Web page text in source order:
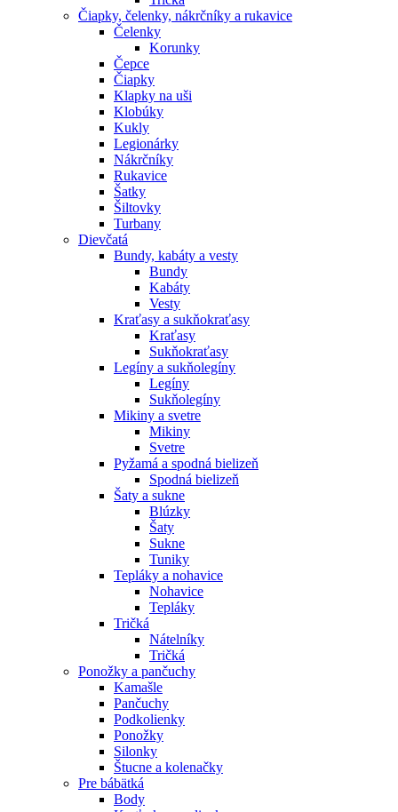
Čiapky, čelenky, nákrčníky a rukavice
Čelenky
Korunky
Čepce
Čiapky
Klapky na uši
Klobúky
Kukly
Legionárky
Nákrčníky
Rukavice
Šatky
Šiltovky
Turbany
Dievčatá
Bundy, kabáty a vesty
Bundy
Kabáty
Vesty
Kraťasy a sukňokraťasy
Kraťasy
Sukňokraťasy
Legíny a sukňolegíny
Legíny
Sukňolegíny
Mikiny a svetre
Mikiny
Svetre
Pyžamá a spodná bielizeň
Spodná bielizeň
Šaty a sukne
Blúzky
Šaty
Sukne
Tuniky
Tepláky a nohavice
Nohavice
Tepláky
Tričká
Nátelníky
Tričká
Ponožky a pančuchy
Kamašle
Pančuchy
Podkolienky
Ponožky
Silonky
Štucne a kolenačky
Pre bábätká
Body